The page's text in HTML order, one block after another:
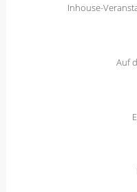
Inhouse-
Auf